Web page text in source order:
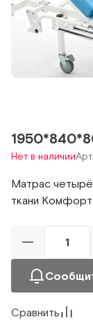
Нет в наличии
Матрас
ткани Комфорт
Сравнить